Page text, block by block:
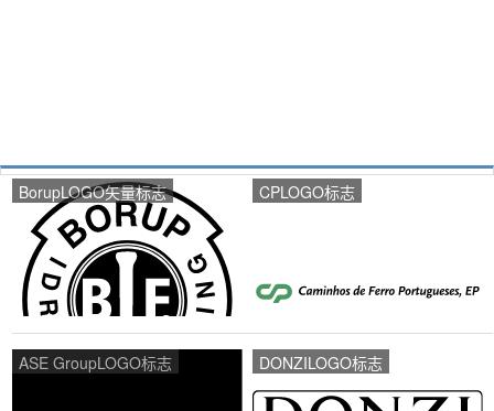
BorupLOGO矢量标志 CPLOGO标志
ASE GroupLOGO标志 DONZILOGO标志